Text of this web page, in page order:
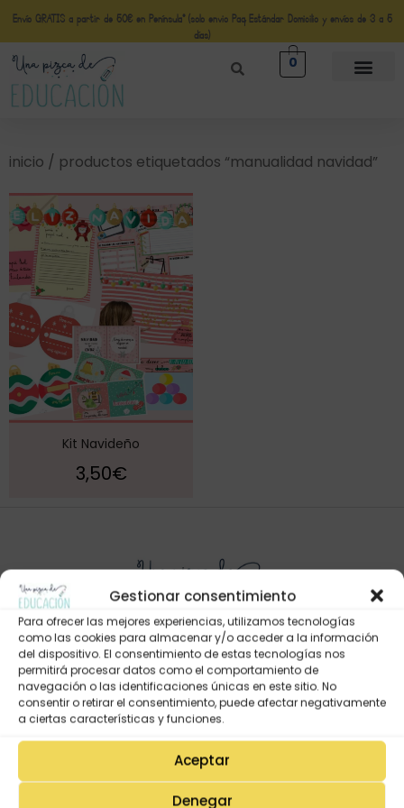
Gestionar consentimiento
Para ofrecer las mejores experiencias, utilizamos tecnologías
como las cookies para almacenar y/o acceder a la información
del dispositivo. El consentimiento de estas tecnologías nos
permitirá procesar datos como el comportamiento de
navegación o las identificaciones únicas en este sitio. No
consentir o retirar el consentimiento, puede afectar negativamente
a ciertas características y funciones.
Aceptar
Denegar
Envío GRATIS a partir de 50€ en Península* (solo envio Paq Estándar Domicilio y envíos de 3 a 5
días)
0
inicio / productos etiquetados “manualidad navidad”
Kit Navideño
3,50€
Mi Cuenta
Lista de deseos
Mi Perfil
Descargas
Estado de mi pedido